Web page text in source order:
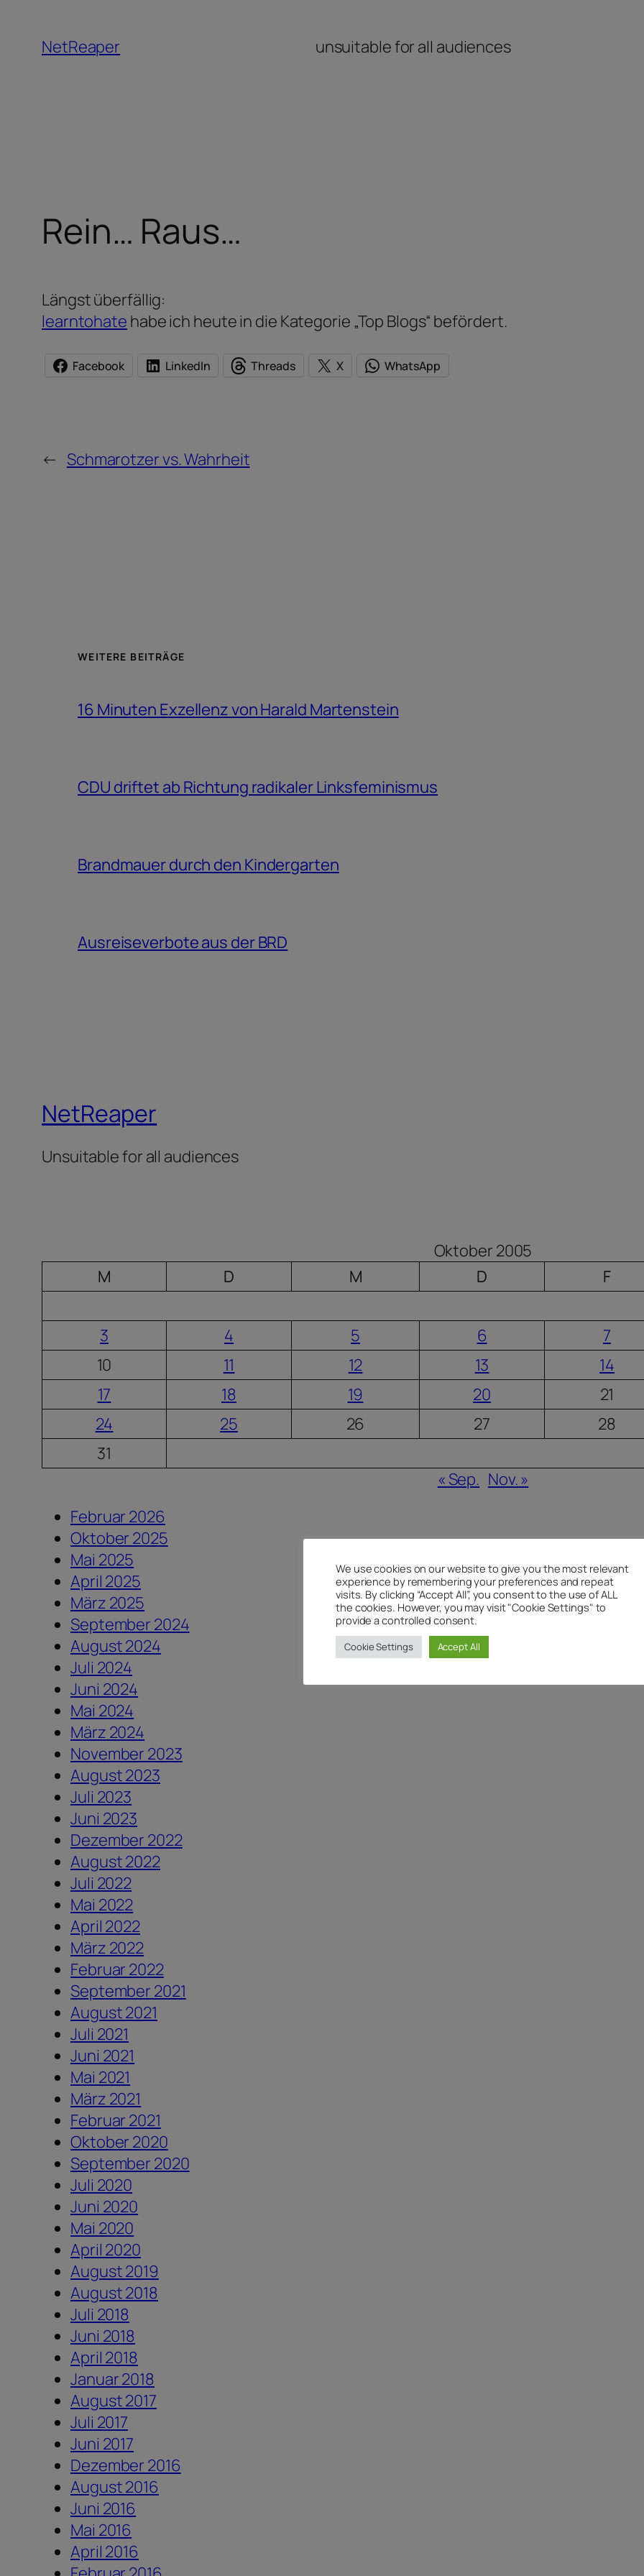
Inhalt
springen
NetReaper unsuitable for all audiences
Rein… Raus…
Längst überfällig:
learntohate habe ich heute in die Kategorie „Top Blogs“ befördert.
Facebook LinkedIn Threads X WhatsApp
← Schmarotzer vs. Wahrheit
WEITERE BEITRÄGE
16 Minuten Exzellenz von Harald Martenstein
CDU driftet ab Richtung radikaler Linksfeminismus
Brandmauer durch den Kindergarten
Ausreiseverbote aus der BRD
NetReaper
Unsuitable for all audiences
Oktober 2005
M
D M D F
3 4 5 6
7
10
11 12 13
14
17
18 19 20
21
24
25 26 27
28
31
« Sep. Nov. »
Februar 2026
Oktober 2025
Mai 2025
April 2025
März 2025
September 2024
August 2024
Juli 2024
Juni 2024
Mai 2024
März 2024
November 2023
August 2023
Juli 2023
Juni 2023
Dezember 2022
August 2022
Juli 2022
Mai 2022
April 2022
März 2022
Februar 2022
September 2021
August 2021
Juli 2021
Juni 2021
Mai 2021
März 2021
Februar 2021
Oktober 2020
September 2020
Juli 2020
Juni 2020
Mai 2020
April 2020
August 2019
August 2018
Juli 2018
Juni 2018
April 2018
Januar 2018
August 2017
Juli 2017
Juni 2017
Dezember 2016
August 2016
Juni 2016
Mai 2016
April 2016
We use cookies on our website to give you the most relevant
experience by remembering your preferences and repeat
visits. By clicking “Accept All”, you consent to the use of ALL
the cookies. However, you may visit "Cookie Settings" to
provide a controlled consent.
Cookie Settings Accept All